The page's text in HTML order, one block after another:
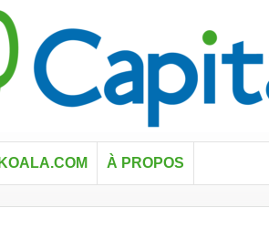
À PROPOS